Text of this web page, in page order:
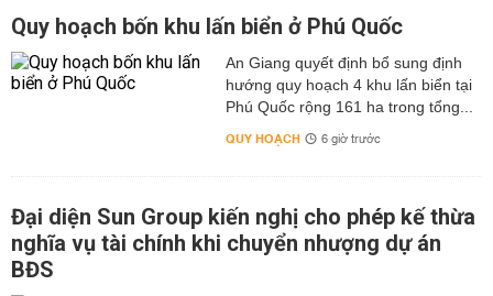
Quy hoạch bốn khu lấn biển ở Phú Quốc
An Giang quyết định bổ sung định
hướng quy hoạch 4 khu lấn biển tại
Phú Quốc rộng 161 ha trong tổng...
QUY HOẠCH 6 giờ trước
Đại diện Sun Group kiến nghị cho phép kế thừa
nghĩa vụ tài chính khi chuyển nhượng dự án
BĐS